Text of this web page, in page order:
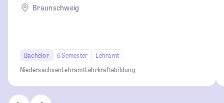
Braunschweig
Bachelor 6 Semester
Lehramt
NiedersachsenLehramtLehrkräftebildung